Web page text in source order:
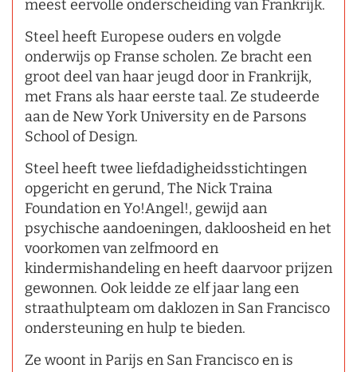
meest eervolle onderscheiding van Frankrijk.
Steel heeft Europese ouders en volgde
onderwijs op Franse scholen. Ze bracht een
groot deel van haar jeugd door in Frankrijk,
met Frans als haar eerste taal. Ze studeerde
aan de New York University en de Parsons
School of Design.
Steel heeft twee liefdadigheidsstichtingen
opgericht en gerund, The Nick Traina
Foundation en Yo!Angel!, gewijd aan
psychische aandoeningen, dakloosheid en het
voorkomen van zelfmoord en
kindermishandeling en heeft daarvoor prijzen
gewonnen. Ook leidde ze elf jaar lang een
straathulpteam om daklozen in San Francisco
ondersteuning en hulp te bieden.
Ze woont in Parijs en San Francisco en is